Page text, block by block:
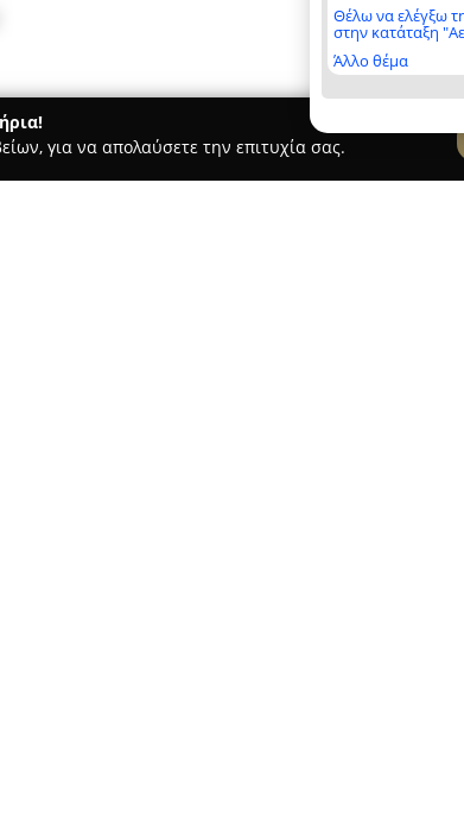
Θέλω να ελέγξω
στην κατάταξη
Άλλο θέμα
για να απολαύσετε την επιτυχία σας.